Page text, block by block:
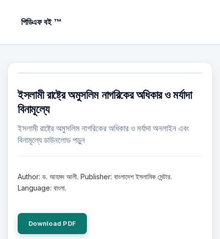
পিডিএফ বই ™
ইসলামী রাষ্ট্রে অমুসলিম নাগরিকের অধিকার ‍ও মর্যাদা
বিনামূল্যে
ইসলামী রাষ্ট্রে অমুসলিম নাগরিকের অধিকার ‍ও মর্যাদা অনলাইন এবং
বিনামূল্যে ডাউনলোড পড়ুন
Author: ড. আহমদ আলী. Publisher: বাংলাদেশ ইসলামিক সেন্টার.
Language: বাংলা.
Download PDF